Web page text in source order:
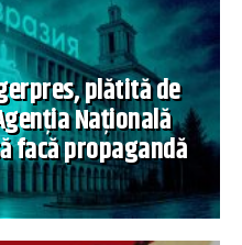
plătită de
Națională
facă propagandă